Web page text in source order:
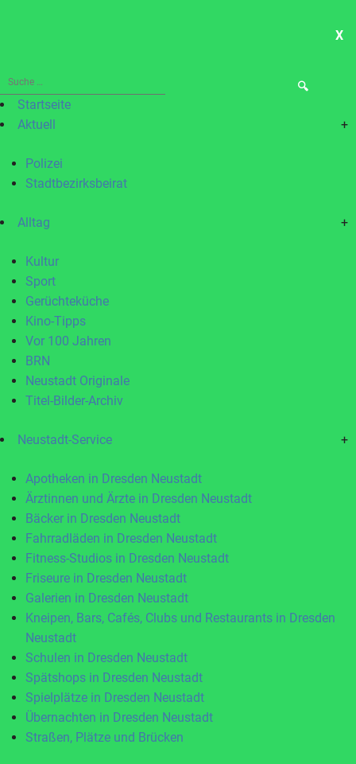
X
Suche
nach:Startseite
Aktuell
+
Polizei
Stadtbezirksbeirat
Alltag +
Kultur
Sport
Gerüchteküche
Kino-Tipps
Vor 100 Jahren
BRN
Neustadt Originale
Titel-Bilder-Archiv
Neustadt-Service +
Apotheken in Dresden Neustadt
Ärztinnen und Ärzte in Dresden Neustadt
Bäcker in Dresden Neustadt
Fahrradläden in Dresden Neustadt
Fitness-Studios in Dresden Neustadt
Friseure in Dresden Neustadt
Galerien in Dresden Neustadt
Kneipen, Bars, Cafés, Clubs und Restaurants in Dresden
Neustadt
Schulen in Dresden Neustadt
Spätshops in Dresden Neustadt
Spielplätze in Dresden Neustadt
Übernachten in Dresden Neustadt
Straßen, Plätze und Brücken